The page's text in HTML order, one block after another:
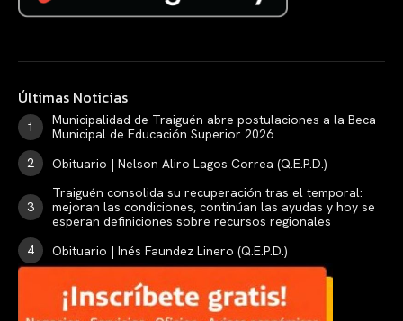
Últimas Noticias
Municipalidad de Traiguén abre postulaciones a la Beca
Municipal de Educación Superior 2026
Obituario | Nelson Aliro Lagos Correa (Q.E.P.D.)
Traiguén consolida su recuperación tras el temporal:
mejoran las condiciones, continúan las ayudas y hoy se
esperan definiciones sobre recursos regionales
Obituario | Inés Faundez Linero (Q.E.P.D.)